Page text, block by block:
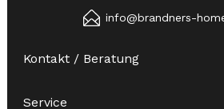
info@brandners-
Kontakt / Beratung
Service